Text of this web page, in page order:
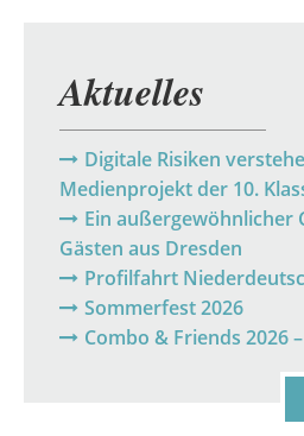
Aktuelles
Digitale Risiken
Medienprojekt der 10.
Ein außergewöhnlicher
Gästen aus Dresden
Profilfahrt
Sommerfest 2026
Combo & Friends 2026